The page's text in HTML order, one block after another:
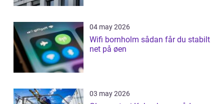
04 may 2026
Wifi bornholm sådan får du stabilt
net på øen
03 may 2026